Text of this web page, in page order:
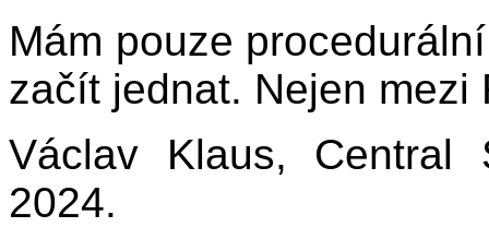
Mám pouze
začít jednat. Nejen mezi
Václav Klaus, Central
2024.